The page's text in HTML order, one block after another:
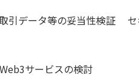
引データ等の妥当性検証 セ
サービスの検討